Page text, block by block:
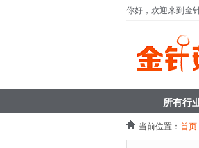
你好，欢迎来到金
所有行
当前位置： 首页